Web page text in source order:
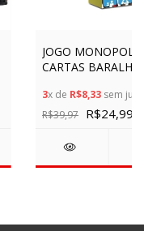
JOGO
CARTAS
COMPRA VENDA
HASBRO GAMING
3x de R$8,33sem
R$39,97
R$24,99